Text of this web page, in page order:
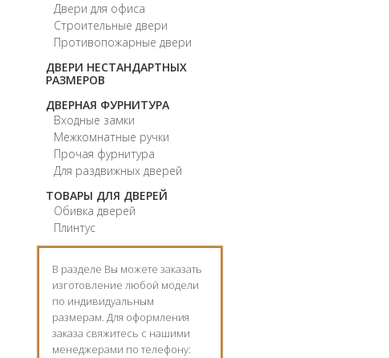
Двери для офиса
Строительные двери
Противопожарные двери
ДВЕРИ НЕСТАНДАРТНЫХ
РАЗМЕРОВ
ДВЕРНАЯ ФУРНИТУРА
Входные замки
Межкомнатные ручки
Прочая фурнитура
Для раздвижных дверей
ТОВАРЫ ДЛЯ ДВЕРЕЙ
Обивка дверей
Плинтус
В разделе Вы можете заказать
изготовление любой модели
по индивидуальным
размерам. Для оформления
заказа свяжитесь с нашими
менеджерами по телефону: